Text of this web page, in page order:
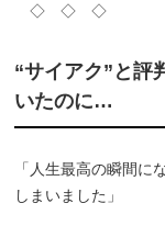
◇ ◇ ◇
“サイアク”と
いたのに…
「人生最高の瞬間に
しまいました」